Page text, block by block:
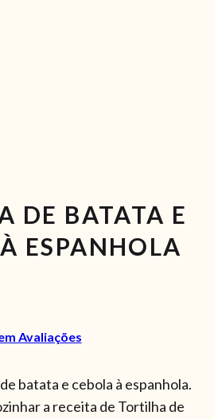
DE BATATA E
ESPANHOLA
Avaliações
batata e cebola à espanhola.
a receita de Tortilha de